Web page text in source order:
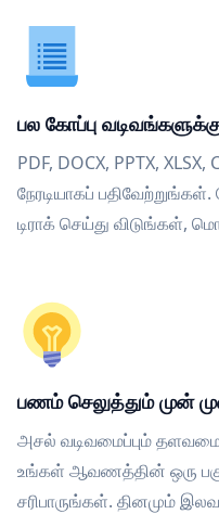
பல கோப்பு
PDF, DOCX, PPTX,
நேரடியாகப்
டிராக் செய்து விடுங்கள்,
பணம் செலுத்தும் முன்
அசல் வடிவமைப்பும்
உங்கள் ஆவணத்தின் ஒரு
சரிபாருங்கள். தினமும்